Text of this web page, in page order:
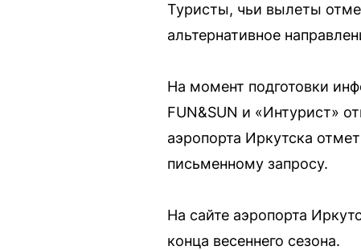
Туристы, чьи вылеты
альтернативное
На момент подготовки
FUN&SUN и «Интурист»
аэропорта Иркутска
письменному запросу.
На сайте аэропорта
конца весеннего сезона.